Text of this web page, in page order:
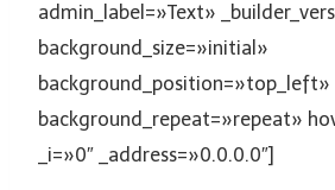
admin_label=»Text»
background_size=»initial»
background_position=»top_left»
background_repeat=»repeat»
_i=»0″ _address=»0.0.0.0″]